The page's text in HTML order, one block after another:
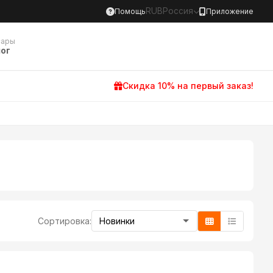
Помощь RUBРоссия Приложение
Скидка 10% на первый заказ!
Сортировка: